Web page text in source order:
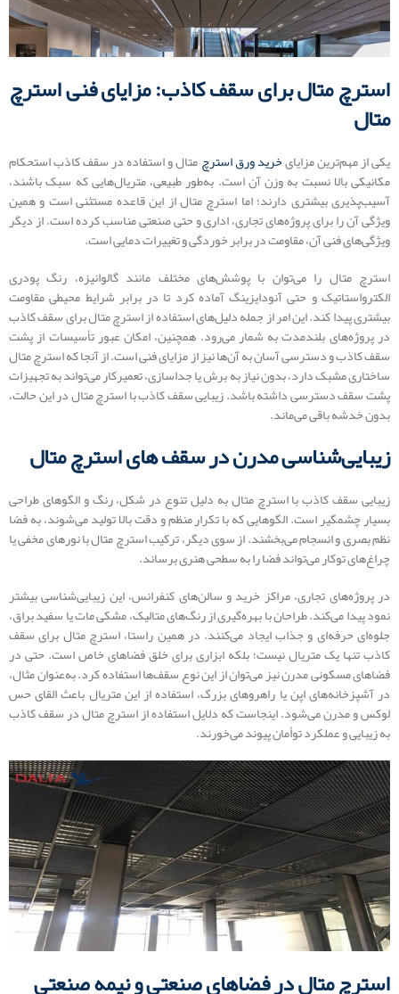
استرچ متال برای سقف کاذب: مزایای فنی استرچ
متال
یکی از مهم‌ترین مزایایخرید ورق استرچمتال و استفاده در سقف کاذب استحکام
مکانیکی بالا نسبت به وزن آن است. به‌طور طبیعی، متریال‌هایی که سبک باشند،
آسیب‌پذیری بیشتری دارند؛ اما استرچ متال از این قاعده مستثنی است و همین
ویژگی آن را برای پروژه‌های تجاری، اداری و حتی صنعتی مناسب کرده است. از دیگر
ویژگی‌های فنی آن، مقاومت در برابر خوردگی و تغییرات دمایی است.
استرچ متال را می‌توان با پوشش‌های مختلف مانند گالوانیزه، رنگ پودری
الکترواستاتیک و حتی آنودایزینگ آماده کرد تا در برابر شرایط محیطی مقاومت
بیشتری پیدا کند. این امر از جمله دلیل‌های استفاده از استرچ متال برای سقف کاذب
در پروژه‌های بلندمدت به شمار می‌رود. همچنین، امکان عبور تأسیسات از پشت
سقف کاذب و دسترسی آسان به آن‌ها نیز از مزایای فنی است. از آنجا که استرچ متال
ساختاری مشبک دارد، بدون نیاز به برش یا جداسازی، تعمیرکار می‌تواند به تجهیزات
پشت سقف دسترسی داشته باشد. زیبایی سقف کاذب با استرچ متال در این حالت،
بدون خدشه باقی می‌ماند.
زیبایی‌شناسی مدرن در سقف‌ های استرچ متال
زیبایی سقف کاذب با استرچ متال به دلیل تنوع در شکل، رنگ و الگوهای طراحی
بسیار چشمگیر است. الگوهایی که با تکرار منظم و دقت بالا تولید می‌شوند، به فضا
نظم بصری و انسجام می‌بخشند. از سوی دیگر، ترکیب استرچ متال با نورهای مخفی یا
چراغ‌های توکار می‌تواند فضا را به سطحی هنری برساند.
در پروژه‌های تجاری، مراکز خرید و سالن‌های کنفرانس، این زیبایی‌شناسی بیشتر
نمود پیدا می‌کند. طراحان با بهره‌گیری از رنگ‌های متالیک، مشکی مات یا سفید براق،
جلوه‌ای حرفه‌ای و جذاب ایجاد می‌کنند. در همین راستا، استرچ متال برای سقف
کاذب تنها یک متریال نیست؛ بلکه ابزاری برای خلق فضاهای خاص است. حتی در
فضاهای مسکونی مدرن نیز می‌توان از این نوع سقف‌ها استفاده کرد. به‌عنوان مثال،
در آشپزخانه‌های اپن یا راهروهای بزرگ، استفاده از این متریال باعث القای حس
لوکس و مدرن می‌شود. اینجاست که دلایل استفاده از استرچ متال در سقف کاذب
به زیبایی و عملکرد توأمان پیوند می‌خورند.
استرچ متال در فضاهای صنعتی و نیمه‌ صنعتی